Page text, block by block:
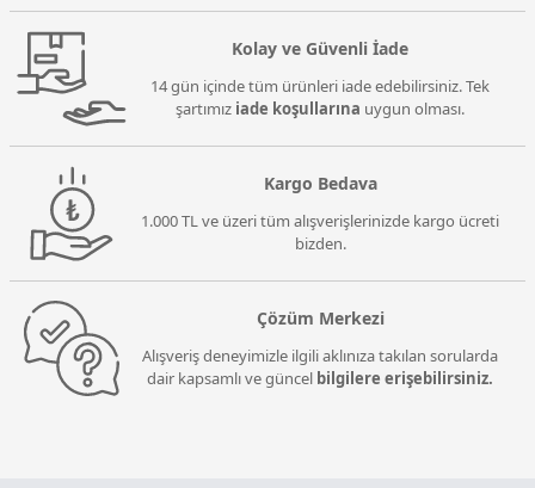
Kolay ve Güvenli İade
14 gün içinde tüm ürünleri iade edebilirsiniz. Tek
şartımız iade koşullarına uygun olması.
Kargo Bedava
1.000 TL ve üzeri tüm alışverişlerinizde kargo ücreti
bizden.
Çözüm Merkezi
Alışveriş deneyimizle ilgili aklınıza takılan sorularda
dair kapsamlı ve güncel bilgilere erişebilirsiniz.